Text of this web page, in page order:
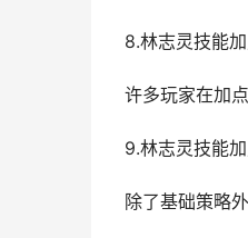
8.林志灵技能
许多玩家在加
9.林志灵技能
除了基础策略